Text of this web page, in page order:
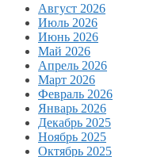
Август 2026
Июль 2026
Июнь 2026
Май 2026
Апрель 2026
Март 2026
Февраль 2026
Январь 2026
Декабрь 2025
Ноябрь 2025
Октябрь 2025